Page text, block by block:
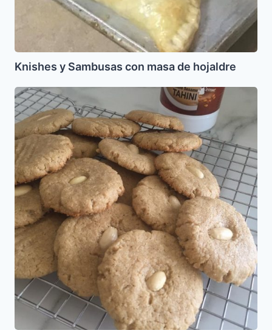
Knishes y Sambusas con masa de hojaldre
Galletas
de
Tahini